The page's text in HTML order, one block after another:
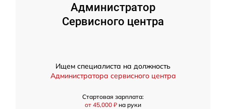
Администратор
Сервисного центра
Ищем специалиста на должность
Администратора сервисного центра
Стартовая зарплата:
от 45,000 ₽ на руки